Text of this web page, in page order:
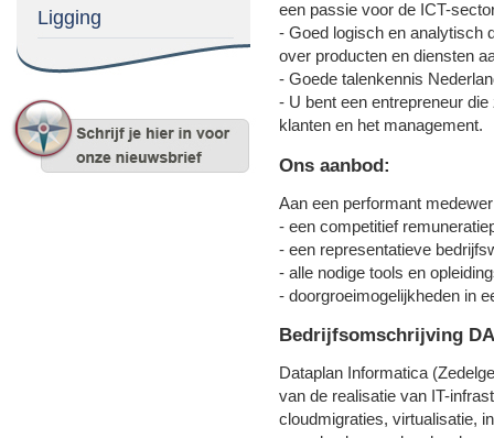
Ligging
een passie voor de ICT-
- Goed logisch en analytisch
over producten en diensten
- Goede talenkennis
- U bent een entrepreneur
klanten en het management.
Ons aanbod:
Aan een performant
- een competitief
- een representatieve
- alle nodige tools en
- doorgroeimogelijkheden in
Bedrijfsomschrijving
Dataplan Informatica
van de realisatie van IT-
cloudmigraties, virtualisatie,